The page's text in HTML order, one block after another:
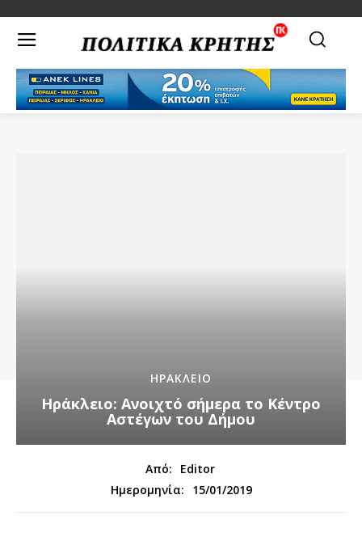
ΗΡΑΚΛΕΙΟ
Ηράκλειο: Ανοιχτό σήμερα το Κέντρο
Αστέγων του Δήμου
Από:
Editor
Ημερομηνία:
15/01/2019